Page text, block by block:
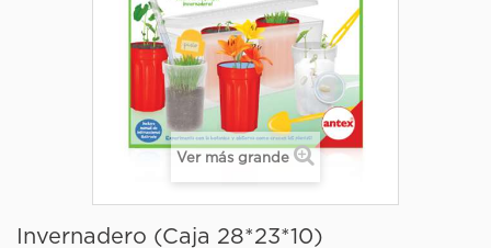
Ver más grande
Invernadero (Caja 28*23*10)